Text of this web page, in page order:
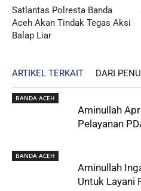
Satlantas Polresta Banda
Aceh Akan Tindak Tegas Aksi
Balap Liar
ARTIKEL TERKAIT DARI
BANDA ACEH
Aminullah
Pelayanan
BANDA ACEH
Aminullah
Untuk Layani